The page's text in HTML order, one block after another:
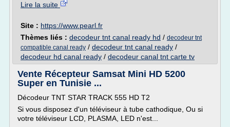
Lire la suite
Site : https://www.pearl.fr
Thèmes liés : decodeur tnt canal ready hd / decodeur tnt
compatible canal ready / decodeur tnt canal ready /
decodeur hd canal ready / decodeur canal tnt carte tv
Vente Récepteur Samsat Mini HD 5200
Super en Tunisie ...
Décodeur TNT STAR TRACK 555 HD T2
Si vous disposez d'un téléviseur à tube cathodique, Ou si
votre téléviseur LCD, PLASMA, LED n'est...